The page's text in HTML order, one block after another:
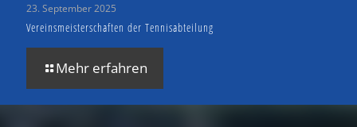
23. September 2025
Vereinsmeisterschaften der Tennisabteilung
Mehr erfahren